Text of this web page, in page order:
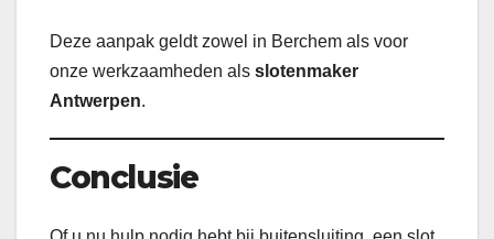
Deze aanpak geldt zowel in Berchem als voor
onze werkzaamheden als slotenmaker
Antwerpen.
Conclusie